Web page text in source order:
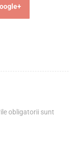
obligatorii sunt